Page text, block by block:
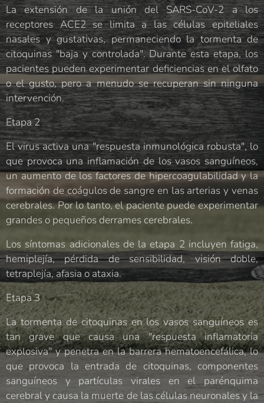
La extensión de la unión del SARS-CoV-2 a los
receptores ACE2 se limita a las células epiteliales
nasales y gustativas, permaneciendo la tormenta de
citoquinas "baja y controlada". Durante esta etapa, los
pacientes pueden experimentar deficiencias en el olfato
o el gusto, pero a menudo se recuperan sin ninguna
intervención.
Etapa 2
El virus activa una "respuesta inmunológica robusta", lo
que provoca una inflamación de los vasos sanguíneos,
un aumento de los factores de hipercoagulabilidad y la
formación de coágulos de sangre en las arterias y venas
cerebrales. Por lo tanto, el paciente puede experimentar
grandes o pequeños derrames cerebrales.
Los síntomas adicionales de la etapa 2 incluyen fatiga,
hemiplejía, pérdida de sensibilidad, visión doble,
tetraplejía, afasia o ataxia.
Etapa 3
La tormenta de citoquinas en los vasos sanguíneos es
tan grave que causa una "respuesta inflamatoria
explosiva" y penetra en la barrera hematoencefálica, lo
que provoca la entrada de citoquinas, componentes
sanguíneos y partículas virales en el parénquima
cerebral y causa la muerte de las células neuronales y la